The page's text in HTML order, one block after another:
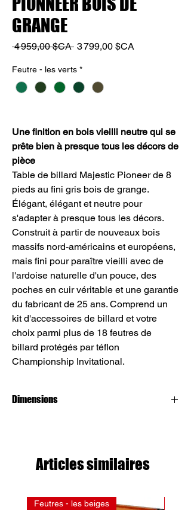
GRANGE
4 959,00 $CA Prix
3 799,00 $CA
Feutre - les verts *
Une finition en bois vieilli neutre qui se
prête bien à presque tous les décors de
pièce
Table de billard Majestic Pioneer de 8
pieds au fini gris bois de grange.
Élégant, élégant et neutre pour
s'adapter à presque tous les décors.
Construit à partir de nouveaux bois
massifs nord-américains et européens,
mais fini pour paraître vieilli avec de
l'ardoise naturelle d'un pouce, des
poches en cuir véritable et une garantie
du fabricant de 25 ans. Comprend un
kit d'accessoires de billard et votre
choix parmi plus de 18 feutres de
billard protégés par téflon
Championship Invitational.
Dimensions
Articles similaires
Feutres - les beiges